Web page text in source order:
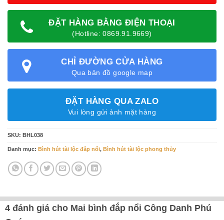
ĐẶT HÀNG BẰNG ĐIỆN THOẠI
(Hotline: 0869.91.9669)
CHỈ ĐƯỜNG CỬA HÀNG
Qua bản đồ google map
ĐẶT HÀNG QUA ZALO
Vui lòng gửi ảnh mặt hàng
SKU: BHL038
Danh mục: Bình hút tài lộc đắp nổi, Bình hút tài lộc phong thủy
4 đánh giá cho Mai bình đắp nổi Công Danh Phú